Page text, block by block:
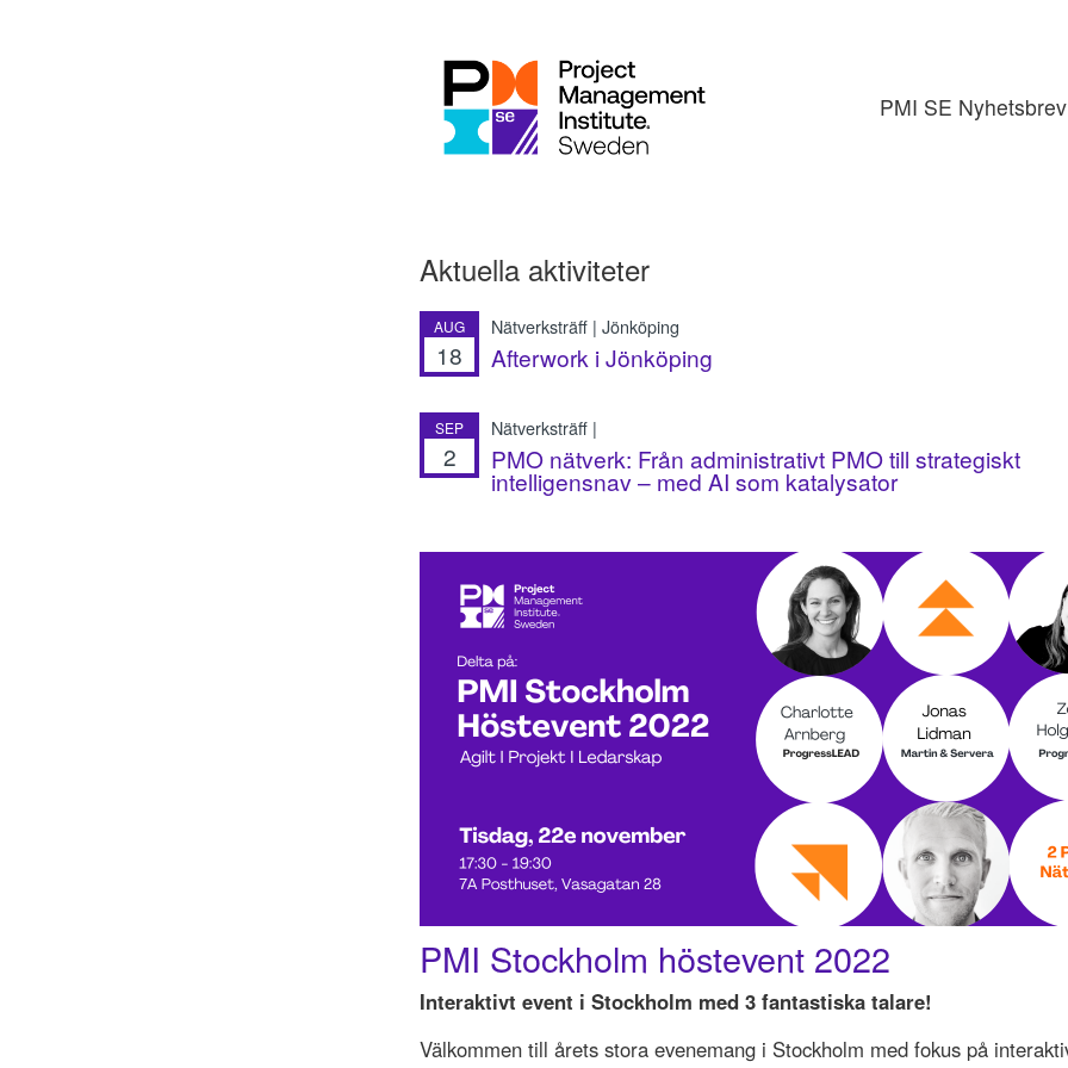
PMI SE
Aktuella aktiviteter
AUG
18
Nätverksträff | Jönköping
Afterwork i Jönköping
SEP
2
Nätverksträff |
PMO nätverk: Från administrativt PMO till strategiskt
intelligensnav – med AI som katalysator
PMI Stockholm höstevent 2022
Interaktivt event i Stockholm med 3 fantastiska talare!
Välkommen till årets stora evenemang i Stockholm med fokus på